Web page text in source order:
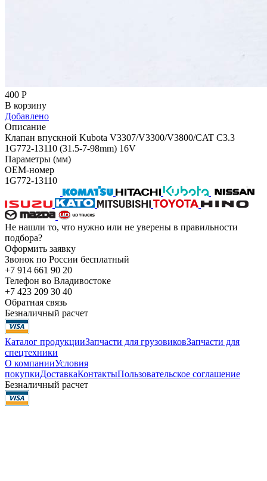
400 Р
В корзину
Добавлено
Описание
Клапан впускной Kubota V3307/V3300/V3800/CAT C3.3
1G772-13110 (31.5-7-98mm) 16V
Параметры (мм)
OEM-номер
1G772-13110
Не нашли то, что нужно или не уверены в правильности
подбора?
Оформить заявку
Звонок по России бесплатный
+7 914 661 90 20
Телефон во Владивостоке
+7 423 209 30 40
Обратная связь
Безналичный расчет
Каталог продукцииЗапчасти для грузовиковЗапчасти для
спецтехники
О компанииУсловия
покупкиДоставкаКонтактыПользовательское соглашение
Безналичный расчет